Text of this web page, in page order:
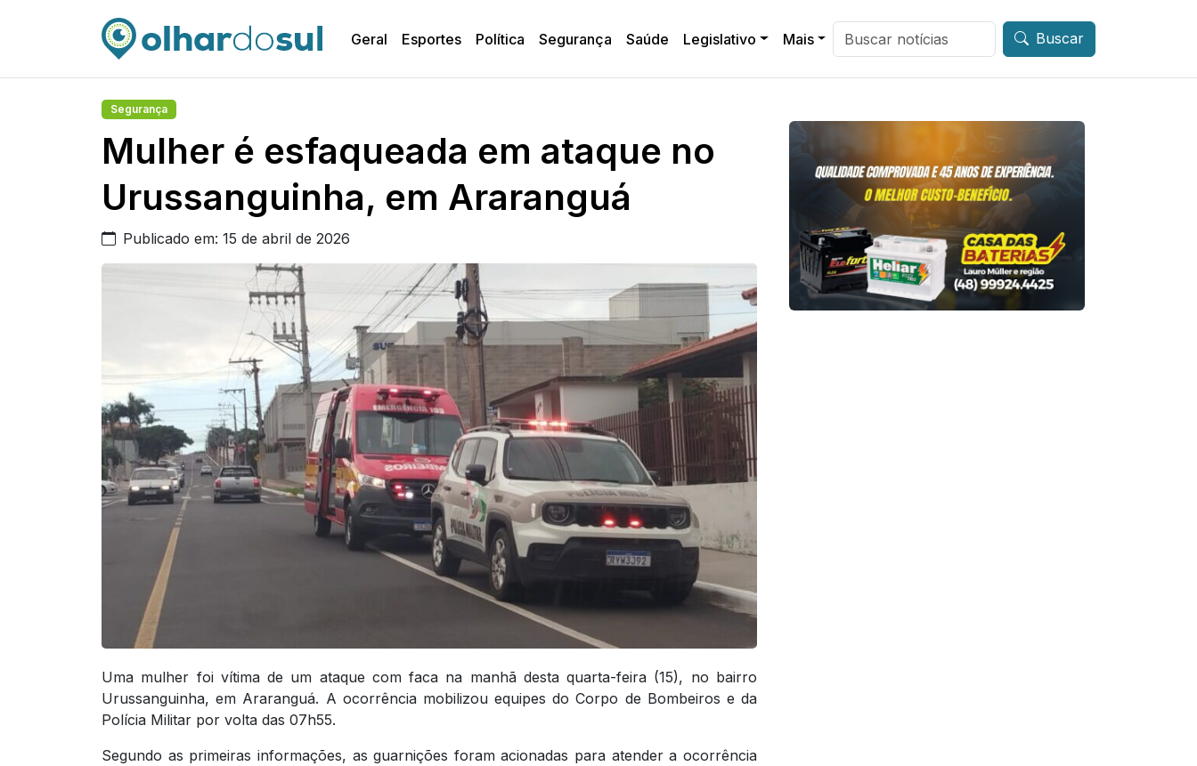
Geral Esportes Política Segurança Saúde Legislativo Mais Buscar
Segurança
Mulher é esfaqueada em ataque no
Urussanguinha, em Araranguá
Publicado em: 15 de abril de 2026
Uma mulher foi vítima de um ataque com faca na manhã desta quarta-feira (15), no bairro
Urussanguinha, em Araranguá. A ocorrência mobilizou equipes do Corpo de Bombeiros e da
Polícia Militar por volta das 07h55.
Segundo as primeiras informações, as guarnições foram acionadas para atender a ocorrência